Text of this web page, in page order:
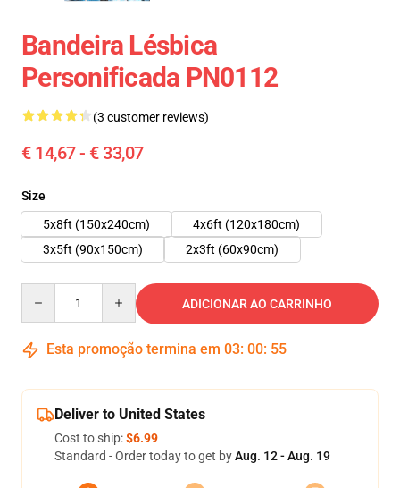
Bandeira Lésbica
Personificada PN0112
(3 customer reviews)
€ 14,67 - € 33,07
Size
5x8ft (150x240cm)
4x6ft (120x180cm)
3x5ft (90x150cm)
2x3ft (60x90cm)
ADICIONAR AO CARRINHO
Esta promoção termina em 03: 00: 54
Deliver to United States
Cost to ship:$6.99
Standard - Order today to get byAug. 12 - Aug. 19